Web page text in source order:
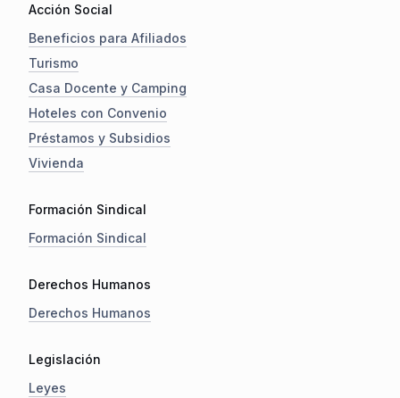
Acción Social
Beneficios para Afiliados
Turismo
Casa Docente y Camping
Hoteles con Convenio
Préstamos y Subsidios
Vivienda
Formación Sindical
Formación Sindical
Derechos Humanos
Derechos Humanos
Legislación
Leyes